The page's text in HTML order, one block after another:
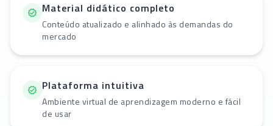
Material didático completo
Conteúdo atualizado e alinhado às demandas do
mercado
Plataforma intuitiva
Ambiente virtual de aprendizagem moderno e fácil
de usar